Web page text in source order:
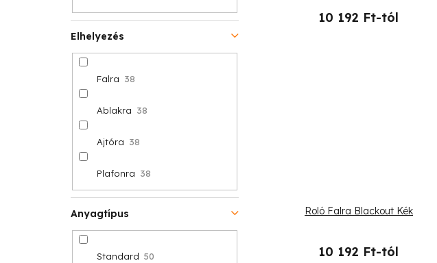
Elhelyezés
Falra 38
Ablakra 38
Ajtóra 38
Plafonra 38
Anyagtípus
Standard 50
10 192 Ft-tól
Roló Falra Blackout Kék
10 192 Ft-tól